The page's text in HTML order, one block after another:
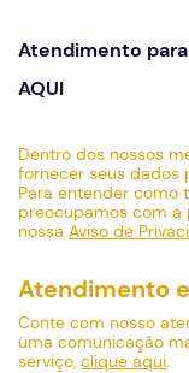
Atendimento
AQUI
Dentro dos nossos
fornecer seus dados
Para entender como
preocupamos com a
nossa Aviso de
Atendimento
Conte com nosso
uma comunicação
serviço, clique aqui.